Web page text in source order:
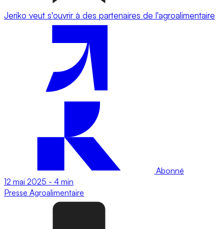
Jeriko veut s'ouvrir à des partenaires de l'agroalimentaire
Abonné
12 mai 2025 - 4 min
Presse Agroalimentaire